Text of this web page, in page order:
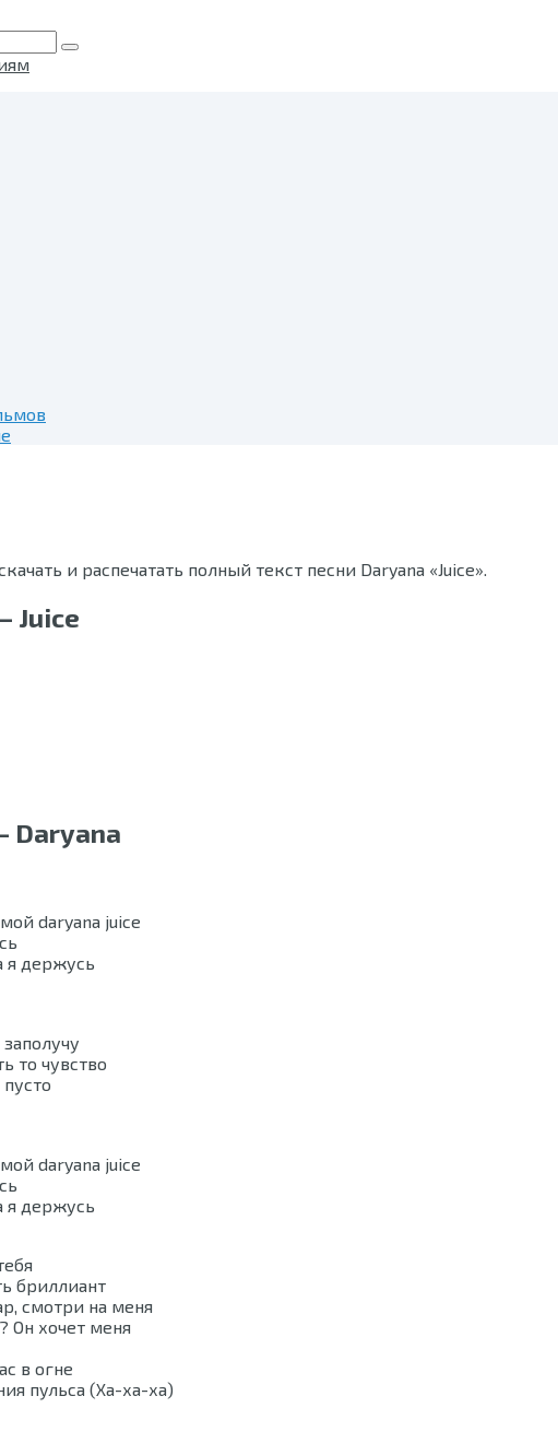
и распечатать полный текст песни Daryana «Juice».
Juice
​Daryana
daryana juice
я держусь
то чувство
daryana juice
я держусь
бриллиант
смотри на меня
Он хочет меня
в огне
пульса (Ха-ха-ха)